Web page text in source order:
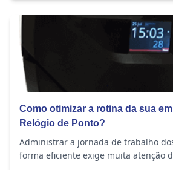
Como otimizar a rotina da sua
Relógio de Ponto?
Administrar a jornada de trabalho
forma eficiente exige muita atenção